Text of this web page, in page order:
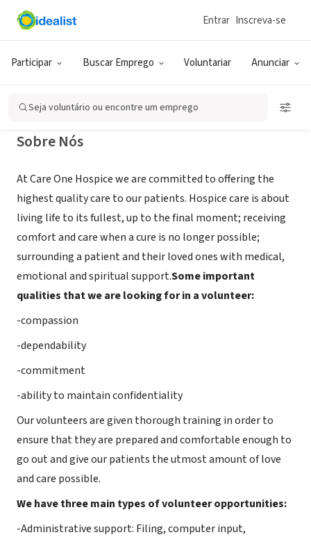
Participar Buscar Emprego Voluntariar Anunciar
Entrar Inscreva-se
Seja voluntário ou encontre um emprego
ONG (SETOR SOCIAL)
Care One Hospice
Sobre Nós
At Care One Hospice we are committed to offering the
highest quality care to our patients. Hospice care is about
living life to its fullest, up to the final moment; receiving
comfort and care when a cure is no longer possible;
surrounding a patient and their loved ones with medical,
emotional and spiritual support.Some important
qualities that we are looking for in a volunteer:
-compassion
-dependability
-commitment
-ability to maintain confidentiality
Our volunteers are given thorough training in order to
ensure that they are prepared and comfortable enough to
go out and give our patients the utmost amount of love
and care possible.
We have three main types of volunteer opportunities:
-Administrative support: Filing, computer input,